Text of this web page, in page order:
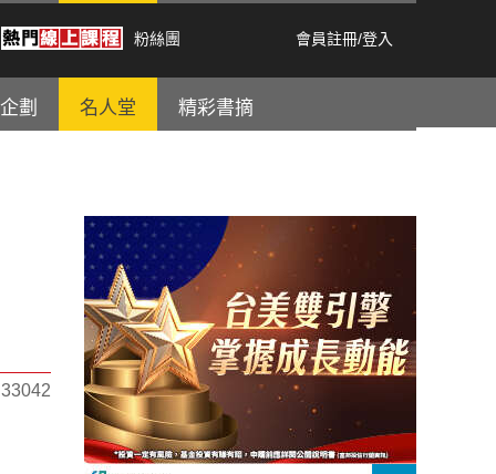
粉絲團 會員註冊/登入
劃 名人堂 精彩書摘